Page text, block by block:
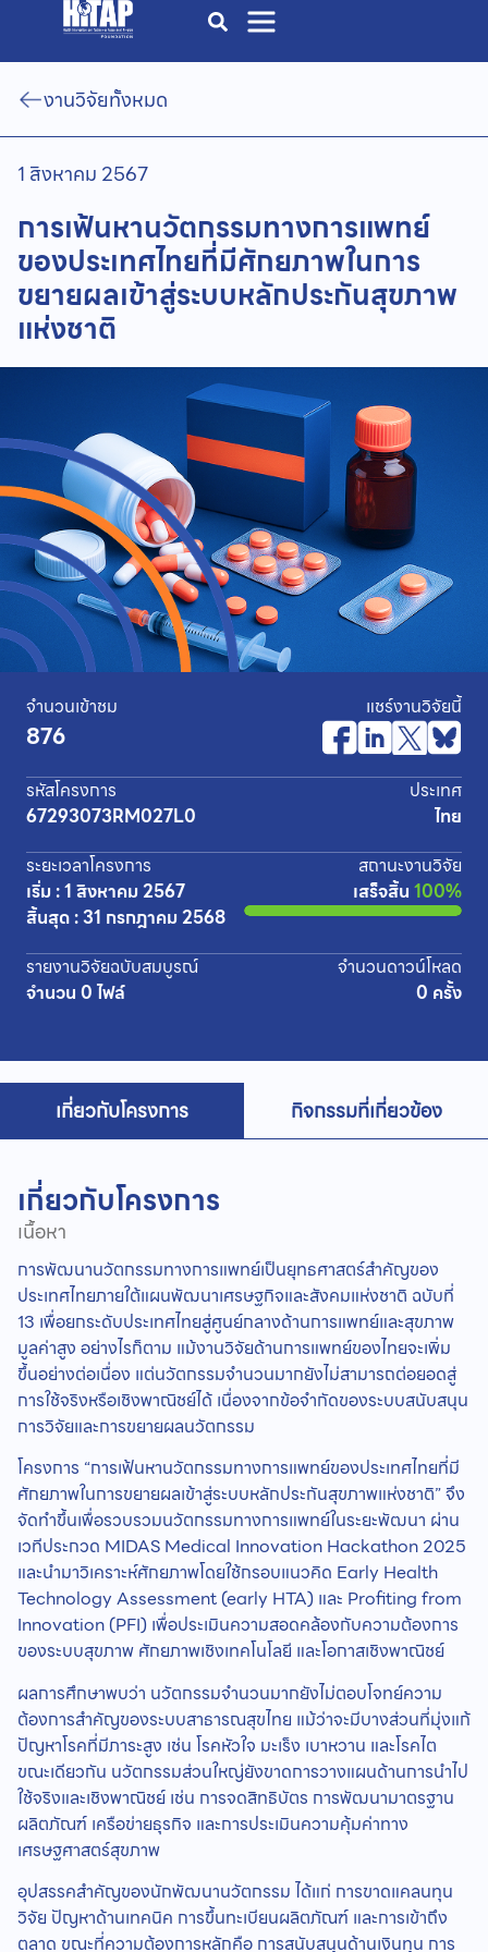
งานวิจัยทั้งหมด
1 สิงหาคม 2567
การเฟ้นหานวัตกรรมทางการแพทย์
ของประเทศไทยที่มีศักยภาพในการ
ขยายผลเข้าสู่ระบบหลักประกันสุขภาพ
แห่งชาติ
จำนวนเข้าชม
876
แชร์งานวิจัยนี้
รหัสโครงการ
67293073RM027L0
ประเทศ
ไทย
ระยะเวลาโครงการ
เริ่ม : 1 สิงหาคม 2567
สิ้นสุด : 31 กรกฎาคม 2568
สถานะงานวิจัย
เสร็จสิ้น 100%
รายงานวิจัยฉบับสมบูรณ์
จำนวน 0 ไฟล์
จำนวนดาวน์โหลด
0 ครั้ง
เกี่ยวกับโครงการ กิจกรรมที่เกี่ยวข้อง
เกี่ยวกับโครงการ
เนื้อหา
การพัฒนานวัตกรรมทางการแพทย์เป็นยุทธศาสตร์สำคัญของ
ประเทศไทยภายใต้แผนพัฒนาเศรษฐกิจและสังคมแห่งชาติ ฉบับที่
13 เพื่อยกระดับประเทศไทยสู่ศูนย์กลางด้านการแพทย์และสุขภาพ
มูลค่าสูง อย่างไรก็ตาม แม้งานวิจัยด้านการแพทย์ของไทยจะเพิ่ม
ขึ้นอย่างต่อเนื่อง แต่นวัตกรรมจำนวนมากยังไม่สามารถต่อยอดสู่
การใช้จริงหรือเชิงพาณิชย์ได้ เนื่องจากข้อจำกัดของระบบสนับสนุน
การวิจัยและการขยายผลนวัตกรรม
โครงการ “การเฟ้นหานวัตกรรมทางการแพทย์ของประเทศไทยที่มี
ศักยภาพในการขยายผลเข้าสู่ระบบหลักประกันสุขภาพแห่งชาติ” จึง
จัดทำขึ้นเพื่อรวบรวมนวัตกรรมทางการแพทย์ในระยะพัฒนา ผ่าน
เวทีประกวด MIDAS Medical Innovation Hackathon 2025
และนำมาวิเคราะห์ศักยภาพโดยใช้กรอบแนวคิด Early Health
Technology Assessment (early HTA) และ Profiting from
Innovation (PFI) เพื่อประเมินความสอดคล้องกับความต้องการ
ของระบบสุขภาพ ศักยภาพเชิงเทคโนโลยี และโอกาสเชิงพาณิชย์
ผลการศึกษาพบว่า นวัตกรรมจำนวนมากยังไม่ตอบโจทย์ความ
ต้องการสำคัญของระบบสาธารณสุขไทย แม้ว่าจะมีบางส่วนที่มุ่งแก้
ปัญหาโรคที่มีภาระสูง เช่น โรคหัวใจ มะเร็ง เบาหวาน และโรคไต
ขณะเดียวกัน นวัตกรรมส่วนใหญ่ยังขาดการวางแผนด้านการนำไป
ใช้จริงและเชิงพาณิชย์ เช่น การจดสิทธิบัตร การพัฒนามาตรฐาน
ผลิตภัณฑ์ เครือข่ายธุรกิจ และการประเมินความคุ้มค่าทาง
เศรษฐศาสตร์สุขภาพ
อุปสรรคสำคัญของนักพัฒนานวัตกรรม ได้แก่ การขาดแคลนทุน
วิจัย ปัญหาด้านเทคนิค การขึ้นทะเบียนผลิตภัณฑ์ และการเข้าถึง
ตลาด ขณะที่ความต้องการหลักคือ การสนับสนุนด้านเงินทุน การ